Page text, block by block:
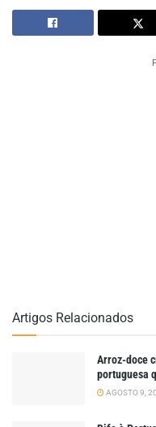
Artigos Relacionados
Arroz-doce
portuguesa
AGOSTO 9,